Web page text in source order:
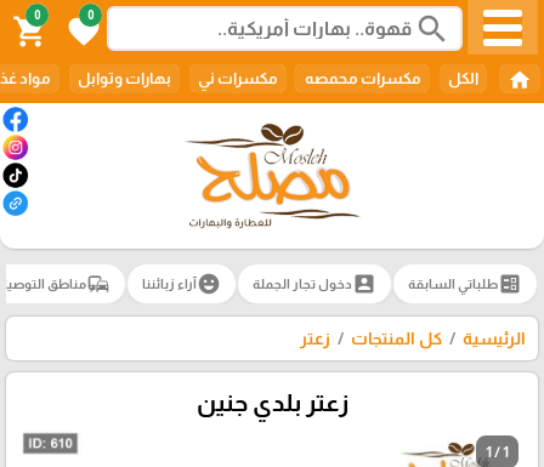
search
0
favorite
0
shopping_cart
home الكل مكسرات محمصه مكسرات ني بهارات وتوابل مواد
ballotطلباتي السابقة account_box دخول تجار الجملة emoji_emotionsآراء زبائننا commuteمناطق
الرئيسية كل المنتجات زعتر
زعتر بلدي جنين
1 / 1